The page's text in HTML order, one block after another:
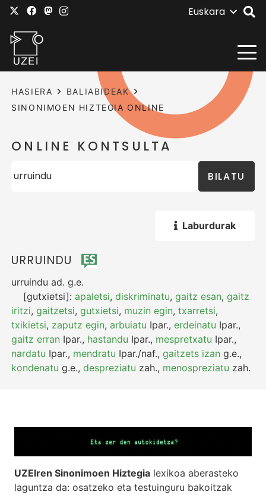
Euskara
HASIERA
BALIABIDEAK
SINONIMOEN HIZTEGIA ONLINE
ONLINE KONTSULTA
BILATU
Laburdurak
URRUINDU
urruindu ad. g.e.
[gutxietsi]:apaletsi,diskriminatu,gaitz esan,gaitz
iritzi,gaitzetsi,gutxietsi, muzin egin,txarretsi,
txikietsi, zaputz egin,arbuiatu Ipar.,erdeinatu Ipar.,
gaitz erran Ipar., hastandu Ipar., mespretxatu Ipar.,
nardatu Ipar., mendratu Ipar./naf.,gaitzets izan g.e.,
kondenatu g.e.,despreziatu zah., menospreziatu zah.
UZEIren Sinonimoen Hiztegia lexikoa aberasteko
laguntza da: osatzeko eta testuinguru bakoitzak